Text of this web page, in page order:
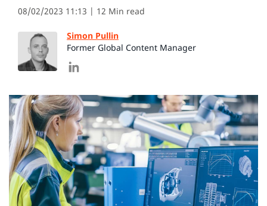
08/02/2023 11:13 | 12 Min read
Simon Pullin
Former Global Content Manager